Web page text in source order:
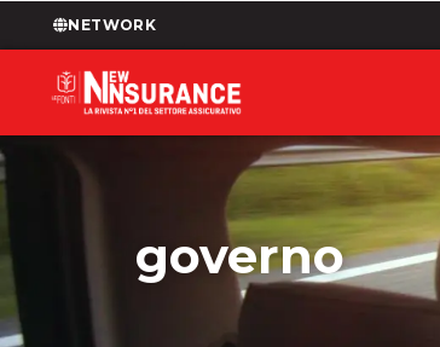
NETWORK
governo